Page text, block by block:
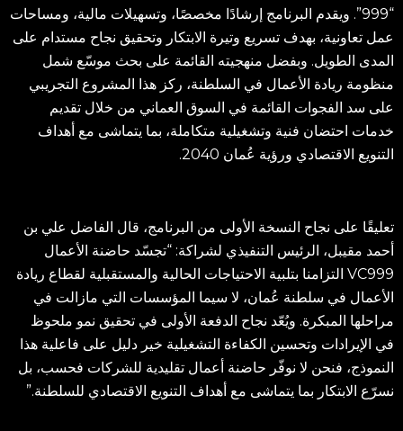
“999”. ويقدم البرنامج إرشادًا مخصصًا، وتسهيلات مالية، ومساحات
عمل تعاونية، بهدف تسريع وتيرة الابتكار وتحقيق نجاح مستدام على
المدى الطويل. وبفضل منهجيته القائمة على بحث موسّع شمل
منظومة ريادة الأعمال في السلطنة، ركز هذا المشروع التجريبي
على سد الفجوات القائمة في السوق العماني من خلال تقديم
خدمات احتضان فنية وتشغيلية متكاملة، بما يتماشى مع أهداف
التنويع الاقتصادي ورؤية عُمان 2040.
تعليقًا على نجاح النسخة الأولى من البرنامج، قال الفاضل علي بن
أحمد مقيبل، الرئيس التنفيذي لشراكة: “تجسّد حاضنة الأعمال
VC999 التزامنا بتلبية الاحتياجات الحالية والمستقبلية لقطاع ريادة
الأعمال في سلطنة عُمان، لا سيما المؤسسات التي مازالت في
مراحلها المبكرة. ويُعّد نجاح الدفعة الأولى في تحقيق نمو ملحوظ
في الإيرادات وتحسين الكفاءة التشغيلية خير دليل على فاعلية هذا
النموذج، فنحن لا نوفّر حاضنة أعمال تقليدية للشركات فحسب، بل
نسرّع الابتكار بما يتماشى مع أهداف التنويع الاقتصادي للسلطنة.”